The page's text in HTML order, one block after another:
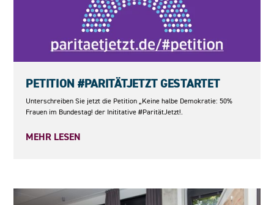
PETITION #PARITÄTJETZT GESTARTET
Unterschreiben Sie jetzt die Petition „Keine halbe Demokratie: 50%
Frauen im Bundestag! der Inititative #ParitätJetzt!.
MEHR LESEN